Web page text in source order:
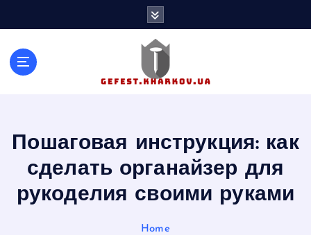
Пошаговая инструкция: как
сделать органайзер для
рукоделия своими руками
Home